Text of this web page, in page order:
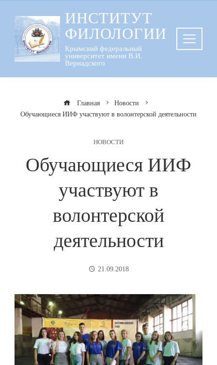
содержанию
ИНСТИТУТ
ФИЛОЛОГИИ
Крымский федеральный
университет имени В.И.
Вернадского
Главная
Новости
Обучающиеся ИИФ участвуют в волонтерской деятельности
НОВОСТИ
Обучающиеся ИИФ
участвуют в
волонтерской
деятельности
21.09.2018